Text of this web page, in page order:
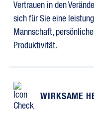
Vertrauen in den
sich für Sie eine
Mannschaft,
Produktivität.
WIRKSAME